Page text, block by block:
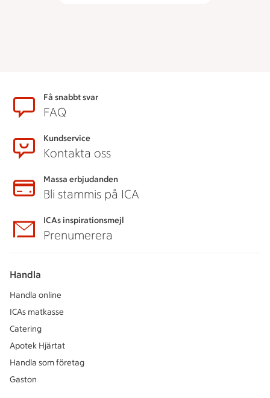
SidfotFå snabbt svar
FAQ
Kundservice
Kontakta oss
Massa erbjudanden
Bli stammis på ICA
ICAs inspirationsmejl
Prenumerera
Handla
Handla online
ICAs matkasse
Catering
Apotek Hjärtat
Handla som företag
Gaston